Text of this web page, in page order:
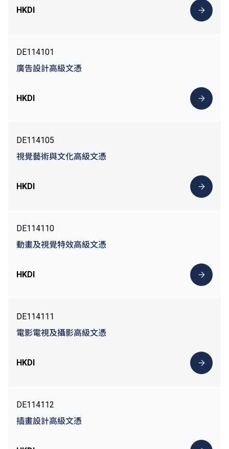
HKDI
DE114101
廣告設計高級文憑
HKDI
DE114105
視覺藝術與文化高級文憑
HKDI
DE114110
動畫及視覺特效高級文憑
HKDI
DE114111
電影電視及攝影高級文憑
HKDI
DE114112
插畫設計高級文憑